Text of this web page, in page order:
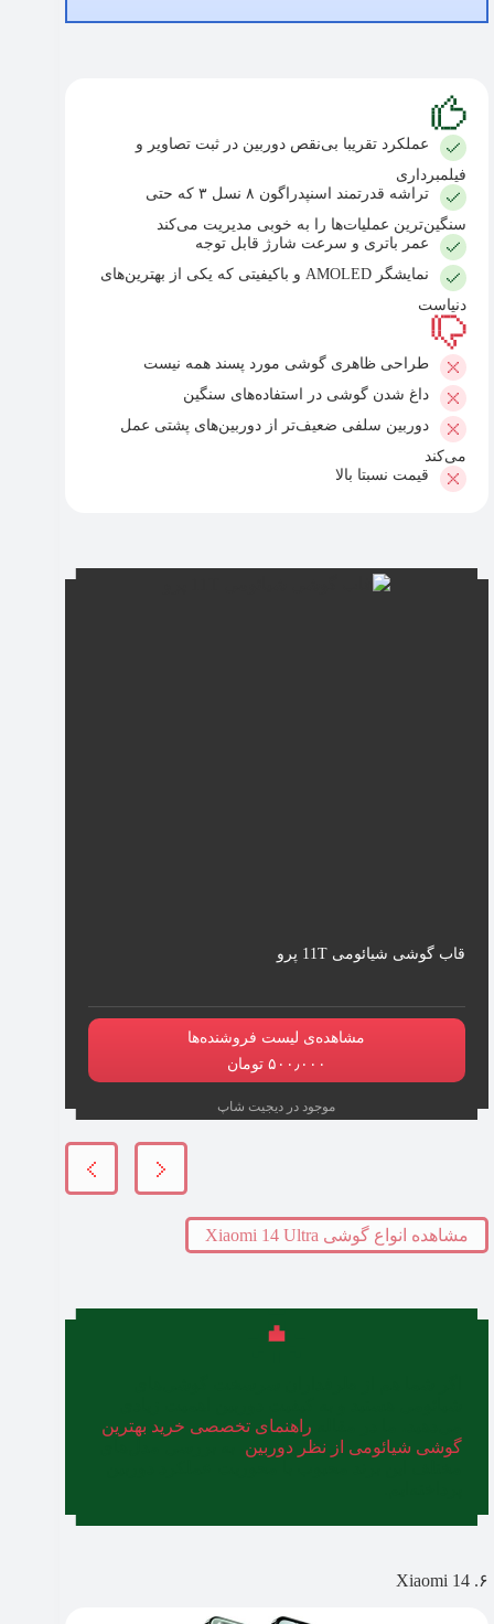
عملکرد تقریبا بی‌نقص دوربین در ثبت تصاویر و
فیلمبرداری
تراشه قدرتمند اسنپدراگون ۸ نسل ۳ که حتی
سنگین‌ترین عملیات‌ها را به خوبی مدیریت می‌کند
عمر باتری و سرعت شارژ قابل توجه
نمایشگر AMOLED و باکیفیتی که یکی از بهترین‌های
دنیاست
طراحی ظاهری گوشی مورد پسند همه نیست
داغ شدن گوشی در استفاده‌های سنگین
دوربین سلفی ضعیف‌تر از دوربین‌های پشتی عمل
می‌کند
قیمت نسبتا بالا
قاب گوشی شیائومی 11T پرو
مشاهده‌ی لیست فروشنده‌ها
۵۰۰٫۰۰۰ تومان
موجود در دیجیت شاپ
مشاهده انواع گوشی Xiaomi 14 Ultra
راهنمای تخصصی خرید بهترین
گوشی شیائومی از نظر دوربین
۶. Xiaomi 14